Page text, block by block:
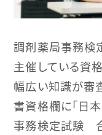
調剤薬局事務検
主催している資
幅広い知識が審
書資格欄に「日
事務検定試験 合